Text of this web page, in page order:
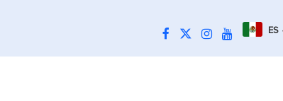
ES